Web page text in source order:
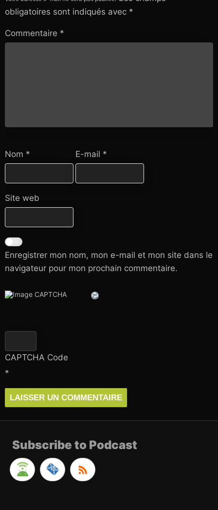
obligatoires sont indiqués avec *
Commentaire *
Nom * E-mail *
Site web
Enregistrer mon nom, mon e-mail et mon site dans le
navigateur pour mon prochain commentaire.
CAPTCHA Code
*
Subscribe to Podcast